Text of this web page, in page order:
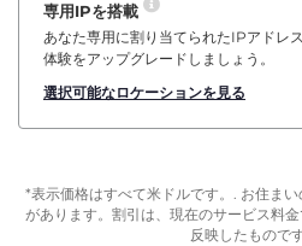
専用IPを搭載
あなた専用に割り当てられたIPアドレ
体験をアップグレードしましょう。
選択可能なロケーションを見る
*表示価格はすべて米ドルです。. お住ま
があります。割引は、現在のサービス料
反映したもので